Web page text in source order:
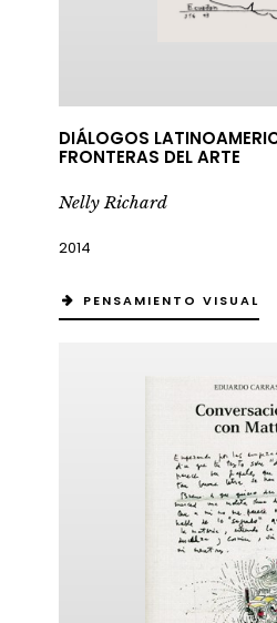
DIÁLOGOS
FRONTERAS DEL ARTE
Nelly Richard
2014
PENSAMIENTO VISUAL